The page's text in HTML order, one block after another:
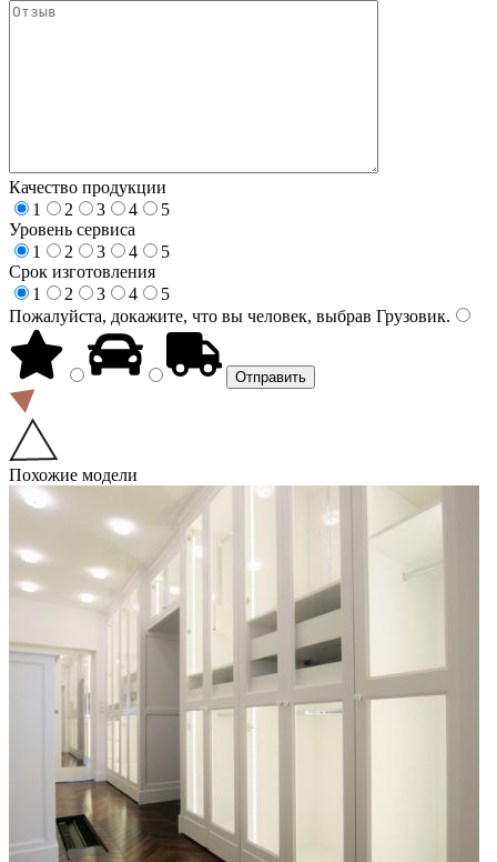
Качество продукции
1
2 3 4
5
Уровень сервиса
1
2 3 4
5
Срок изготовления
1
2 3 4
5
Пожалуйста, докажите, что вы человек, выбрав Грузовик.
Похожие модели